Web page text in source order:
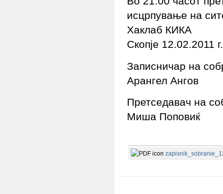
исцрпување на
Хаклаб КИКА
Скопје 12.02.2011 г.
Записничар на
Арангел Ангов
Претседавач на
Миша Поповиќ